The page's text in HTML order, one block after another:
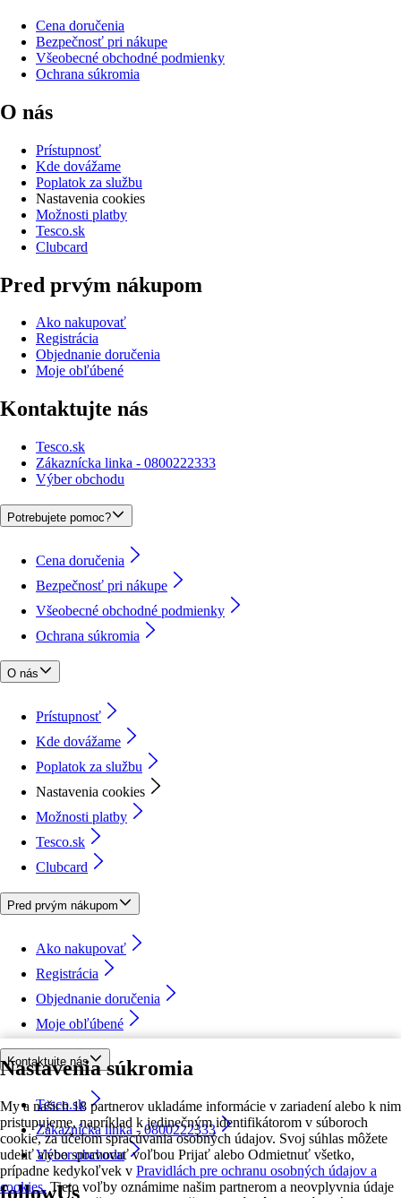
Nastavenia súkromia
My a našich 18 partnerov ukladáme informácie v zariadení alebo k nim
pristupujeme, napríklad k jedinečným identifikátorom v súboroch
cookie, za účelom spracúvania osobných údajov. Svoj súhlas môžete
udeliť alebo spravovať voľbou Prijať alebo Odmietnuť všetko,
prípadne kedykoľvek v Pravidlách pre ochranu osobných údajov a
cookies. Tieto voľby oznámime našim partnerom a neovplyvnia údaje
Cena doručenia
Bezpečnosť pri nákupe
Všeobecné obchodné podmienky
Ochrana súkromia
O nás
Prístupnosť
Kde dovážame
Poplatok za službu
Nastavenia cookies
Možnosti platby
Tesco.sk
Clubcard
Pred prvým nákupom
Ako nakupovať
Registrácia
Objednanie doručenia
Moje obľúbené
Kontaktujte nás
Tesco.sk
Zákaznícka linka - 0800222333
Výber obchodu
Potrebujete pomoc?
Cena doručenia
Bezpečnosť pri nákupe
Všeobecné obchodné podmienky
Ochrana súkromia
O nás
Prístupnosť
Kde dovážame
Poplatok za službu
Nastavenia cookies
Možnosti platby
Tesco.sk
Clubcard
Pred prvým nákupom
Ako nakupovať
Registrácia
Objednanie doručenia
Moje obľúbené
Kontaktujte nás
Tesco.sk
Zákaznícka linka - 0800222333
Výber obchodu
followUs